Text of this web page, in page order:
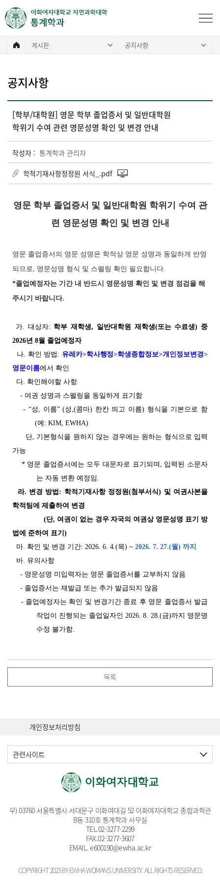
게시판 공지사항
공지사항
[학부/대학원] 영문 학부 졸업증서 및 일반대학원
학위기 수여 관련 영문성명 확인 및 변경 안내
작성자 : 통계학과 관리자
학적기재사항정정원 서식_.pdf
영문 학부 졸업증서 및 일반대학원 학위기 수여 관
련 영문성명 확인 및 변경 안내
영문 졸업증서의 영문 성명은 학적상 영문 성명과 동일하게 반영
되므로, 영문성명 형식 및 스펠링 확인 필요합니다.
*졸업예정자는 기간 내 반드시 영문성명 확인 및 변경 점검을 해
주시기 바랍니다.
가. 대상자: 학부 재학생, 일반대학원 재학생(또는 수료생) 중
2026년 8월 졸업예정자
나. 확인 방법: 유레카>학사행정>학생종합정보>개인정보변경>
영문이름에서 확인
다. 확인해야할 사항
- 여권 성명과 스펠링을 동일하게 표기함
- “성, 이름” (성,(콤마) 한칸 띄고 이름) 형식을 기본으로 함
(예: KIM, EWHA)
단, 기본형식을 원하지 않는 경우에는 원하는 형식으로 입력
가능
* 영문 졸업증서에는 모두 대문자로 표기되며, 입력된 소문자
는 자동 변환 예정임.
라. 변경 방법: 학적기재사항 정정원(첨부서식) 및 여권사본을
학적팀에 제출하여 변경
(단, 여권이 없는 경우 자국의 여권상 영문성명 표기 방
법에 준하여 표기)
마. 확인 및 변경 기간: 2026. 6. 4.(목) ~ 2026. 7. 27.(월) 까지
바. 유의사항
- 영문성명 미입력자는 영문 졸업증서를 교부하지 않음
- 졸업증서는 재발급 또는 추가 발급되지 않음
- 졸업예정자는 확인 및 변경기간 종료 후 영문 졸업증서 발급
작업이 진행되는 졸업일자인 2026. 8. 28.(금)까지 영문명
수정 불가함.
목록
개인정보처리방침
관련사이트
우) 03760 서울특별시 서대문구 이화여대길 52 이화여자대학교 종합과학관
B동 310호 통계학과 사무실
TEL.02-3277-2299
FAX.02-3277-3607
EMAIL. e600190@ewha.ac.kr
COPYRIGHT 2023 BY EWHA WOMANS UNIVERSITY. ALL RIGHTS RESERVED.